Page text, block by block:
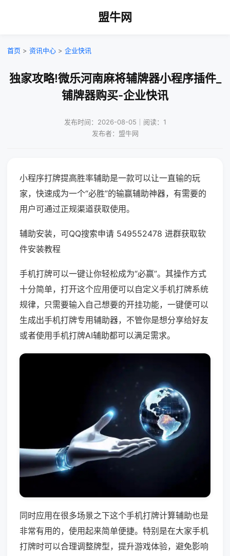
盟牛网
首页 > 资讯中心 > 企业快讯
独家攻略!微乐河南麻将辅牌器小程序插件_
铺牌器购买-企业快讯
发布时间：2026-08-05｜阅读：1
发布者：盟牛网
小程序打牌提高胜率辅助是一款可以让一直输的玩
家，快速成为一个“必胜”的输赢辅助神器，有需要的
用户可通过正规渠道获取使用。
辅助安装，可QQ搜索申请 549552478 进群获取软
件安装教程
手机打牌可以一键让你轻松成为“必赢”。其操作方式
十分简单，打开这个应用便可以自定义手机打牌系统
规律，只需要输入自己想要的开挂功能，一键便可以
生成出手机打牌专用辅助器，不管你是想分享给好友
或者使用手机打牌AI辅助都可以满足需求。
同时应用在很多场景之下这个手机打牌计算辅助也是
非常有用的，使用起来简单便捷。特别是在大家手机
打牌时可以合理调整牌型，提升游戏体验，避免影响